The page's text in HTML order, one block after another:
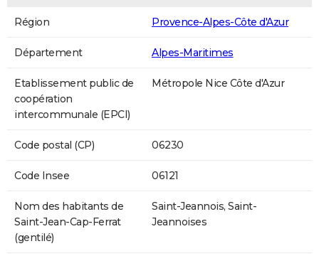
Région Provence-Alpes-Côte d'Azur
Département Alpes-Maritimes
Etablissement public de
coopération
intercommunale (EPCI)
Métropole Nice Côte d'Azur
Code postal (CP) 06230
Code Insee 06121
Nom des habitants de
Saint-Jean-Cap-Ferrat
(gentilé)
Saint-Jeannois, Saint-
Jeannoises